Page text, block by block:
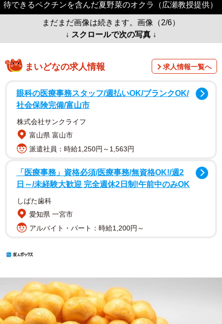
待できるペクチンを含んだ夏野菜のオクラ（広瀬教授提供）
まだまだ画像は続きます。画像（2/6）
↓ スクロールで次の写真 ↓
まいどなの求人情報 求人情報一覧へ
眼科の医療事務スタッフ/週払いOK/ブランクOK/
社会保険完備/富山市
株式会社サンクライフ
富山県 富山市
派遣社員：時給1,250円～1,563円
「医療事務」資格必須/医療事務/無資格OK!/週2
日～/未経験大歓迎 完全週休2日制!午前中のみOK
しばた歯科
愛知県 一宮市
アルバイト・パート：時給1,200円～